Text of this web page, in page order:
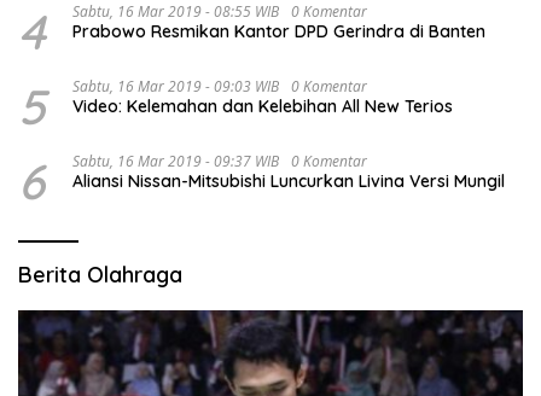
4 Sabtu, 16 Mar 2019 - 08:55 WIB 0 Komentar
Prabowo Resmikan Kantor DPD Gerindra di Banten
5 Sabtu, 16 Mar 2019 - 09:03 WIB 0 Komentar
Video: Kelemahan dan Kelebihan All New Terios
6 Sabtu, 16 Mar 2019 - 09:37 WIB 0 Komentar
Aliansi Nissan-Mitsubishi Luncurkan Livina Versi Mungil
Berita Olahraga